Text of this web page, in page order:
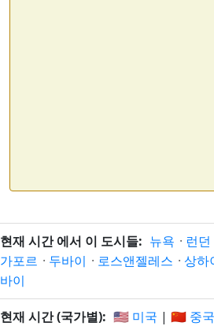
현재 시간 에서 이 도시들: 뉴욕 · 런던
가포르 · 두바이 · 로스앤젤레스 · 상하
바이
현재 시간 (국가별): 🇺🇸 미국 | 🇨🇳 중국